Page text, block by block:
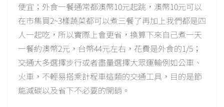
便宜；外食一餐通常都澳幣10元起跳，澳幣10元可以
在市集買2~3樣蔬菜都可以煮三餐了再加上我們都是四
人一起吃，所以實際上會更省，換算下來自己煮一天
一餐約澳幣2元，台幣44元左右，花費是外食的1/5；
交通大多選擇步行或者盡量選擇大眾運輸例如公車、
火車，不輕易搭乘計程車這類的交通工具，目的是節
能減碳以及省下不必要的開銷。